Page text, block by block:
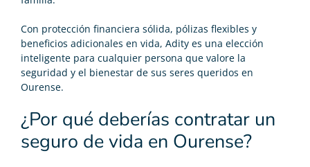
Con protección financiera sólida, pólizas flexibles y
beneficios adicionales en vida, Adity es una elección
inteligente para cualquier persona que valore la
seguridad y el bienestar de sus seres queridos en
Ourense.
¿Por qué deberías contratar un
seguro de vida en Ourense?